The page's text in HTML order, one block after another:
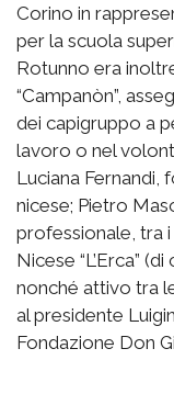
Corino in
per la scuola
Rotunno era
“Campanòn”,
dei capigruppo a
lavoro o nel
Luciana Fernandi,
nicese; Pietro
professionale, tra
Nicese “L’Erca”
nonché attivo tra
al presidente
Fondazione Don